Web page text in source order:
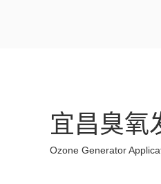
宜昌臭氧
Ozone Generator